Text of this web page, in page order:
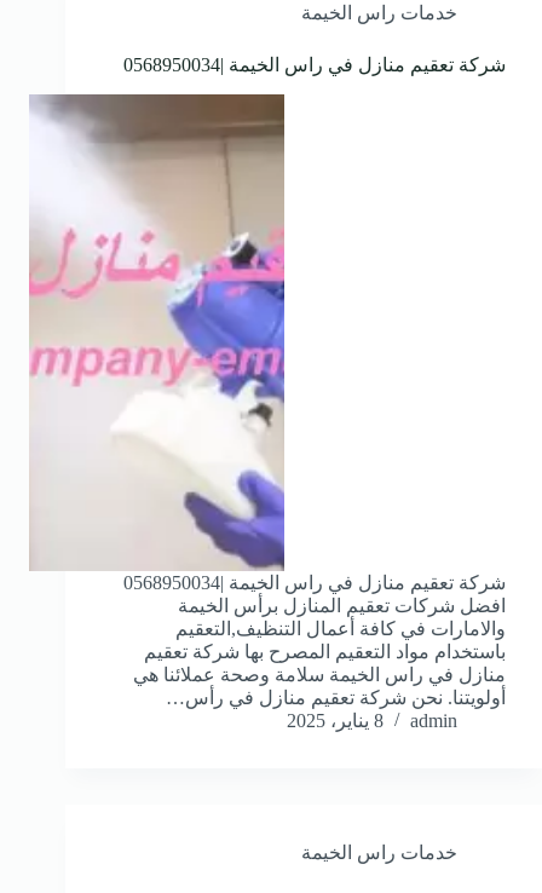
خدمات راس الخيمة
شركة تعقيم منازل في راس الخيمة |0568950034
شركة تعقيم منازل في راس الخيمة |0568950034
افضل شركات تعقيم المنازل برأس الخيمة
والامارات في كافة أعمال التنظيف,التعقيم
باستخدام مواد التعقيم المصرح بها شركة تعقيم
منازل في راس الخيمة سلامة وصحة عملائنا هي
أولويتنا. نحن شركة تعقيم منازل في رأس…
admin
8 يناير، 2025
خدمات راس الخيمة